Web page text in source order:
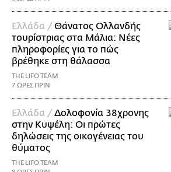
Ελλάδα /Θάνατος Ολλανδής
τουρίστριας στα Μάλια: Νέες
πληροφορίες για το πώς
βρέθηκε στη θάλασσα
THE LIFO TEAM
7 ΩΡΕΣ ΠΡΙΝ
Ελλάδα /Δολοφονία 38χρονης
στην Κυψέλη: Οι πρώτες
δηλώσεις της οικογένειας του
θύματος
THE LIFO TEAM